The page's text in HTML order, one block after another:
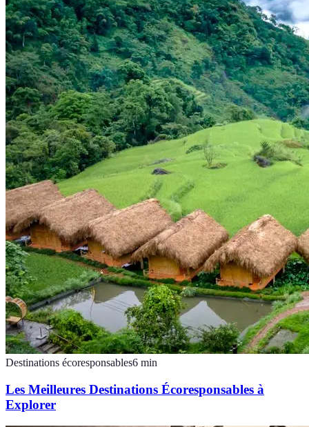
Destinations écoresponsables6 min
Les Meilleures Destinations Écoresponsables à
Explorer